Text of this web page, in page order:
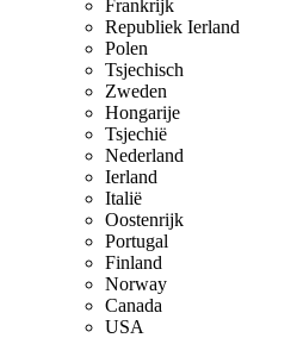
Frankrijk
Republiek Ierland
Polen
Tsjechisch
Zweden
Hongarije
Tsjechië
Nederland
Ierland
Italië
Oostenrijk
Portugal
Finland
Norway
Canada
USA